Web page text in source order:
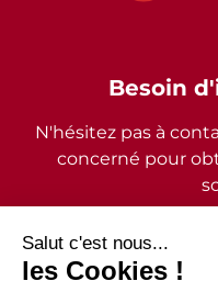
Besoin
N'hésitez pas à
concerné pour
2026 - © Commune de